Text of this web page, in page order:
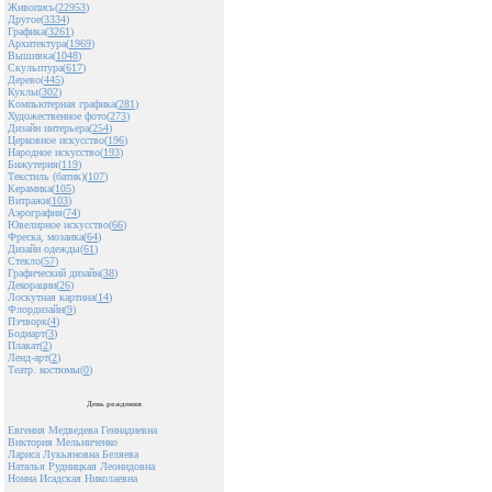
Живопись(22953)
Другое(3334)
Графика(3261)
Архитектура(1969)
Вышивка(1048)
Скульптура(617)
Дерево(445)
Куклы(302)
Компьютерная графика(281)
Художественное фото(273)
Дизайн интерьера(254)
Церковное искусство(196)
Народное искусство(193)
Бижутерия(119)
Текстиль (батик)(107)
Керамика(105)
Витражи(103)
Аэрография(74)
Ювелирное искусство(66)
Фреска, мозаика(64)
Дизайн одежды(61)
Стекло(57)
Графический дизайн(38)
Декорации(26)
Лоскутная картина(14)
Флордизайн(9)
Пэчворк(4)
Бодиарт(3)
Плакат(2)
Ленд-арт(2)
Театр. костюмы(0)
День рождения
Евгения Медведева Геннадиевна
Виктория Мельниченко
Лариса Лукьяновна Беляева
Наталья Рудницкая Леонидовна
Нонна Исадская Николаевна